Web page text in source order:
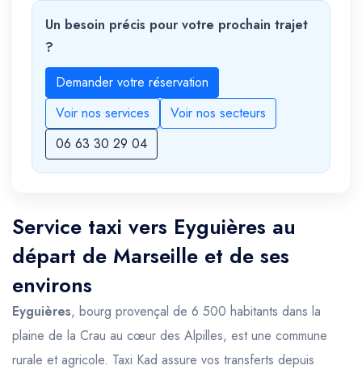
Un besoin précis pour votre prochain trajet
?
Demander votre réservation
Voir nos services
Voir nos secteurs
06 63 30 29 04
Service taxi vers Eyguières au
départ de Marseille et de ses
environs
Eyguières, bourg provençal de 6 500 habitants dans la
plaine de la Crau au cœur des Alpilles, est une commune
rurale et agricole. Taxi Kad assure vos transferts depuis